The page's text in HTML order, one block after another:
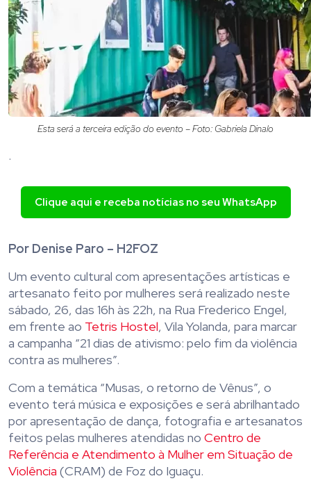
Esta será a terceira edição do evento – Foto: Gabriela Dinalo
.
Clique aqui e receba notícias no seu WhatsApp
Por Denise Paro – H2FOZ
Um evento cultural com apresentações artísticas e
artesanato feito por mulheres será realizado neste
sábado, 26, das 16h às 22h, na Rua Frederico Engel,
em frente ao Tetris Hostel, Vila Yolanda, para marcar
a campanha “21 dias de ativismo: pelo fim da violência
contra as mulheres”.
Com a temática “Musas, o retorno de Vênus”, o
evento terá música e exposições e será abrilhantado
por apresentação de dança, fotografia e artesanatos
feitos pelas mulheres atendidas no Centro de
Referência e Atendimento à Mulher em Situação de
Violência (CRAM) de Foz do Iguaçu.